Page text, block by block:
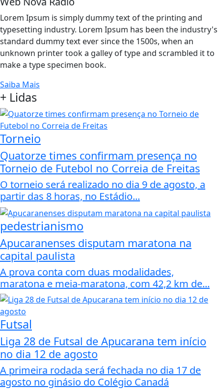
Lorem Ipsum is simply dummy text of the printing and
typesetting industry. Lorem Ipsum has been the industry's
standard dummy text ever since the 1500s, when an
unknown printer took a galley of type and scrambled it to
make a type specimen book.
Saiba Mais
+ Lidas
Torneio
Quatorze times confirmam presença no
Torneio de Futebol no Correia de Freitas
O torneio será realizado no dia 9 de agosto, a
partir das 8 horas, no Estádio...
pedestrianismo
Apucaranenses disputam maratona na
capital paulista
A prova conta com duas modalidades,
maratona e meia-maratona, com 42,2 km de...
Futsal
Liga 28 de Futsal de Apucarana tem início
no dia 12 de agosto
A primeira rodada será fechada no dia 17 de
agosto no ginásio do Colégio Canadá